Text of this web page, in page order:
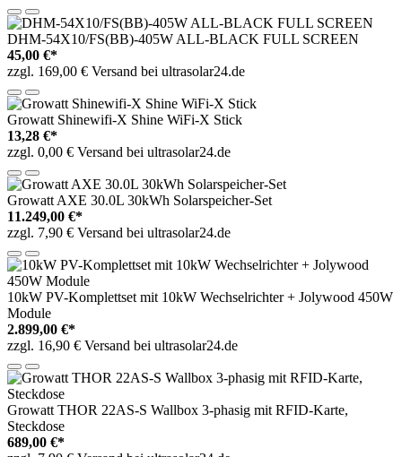
DHM-54X10/FS(BB)-405W ALL-BLACK FULL SCREEN
45,00 €*
zzgl. 169,00 € Versand bei ultrasolar24.de
Growatt Shinewifi-X Shine WiFi-X Stick
13,28 €*
zzgl. 0,00 € Versand bei ultrasolar24.de
Growatt AXE 30.0L 30kWh Solarspeicher-Set
11.249,00 €*
zzgl. 7,90 € Versand bei ultrasolar24.de
10kW PV-Komplettset mit 10kW Wechselrichter + Jolywood 450W
Module
2.899,00 €*
zzgl. 16,90 € Versand bei ultrasolar24.de
Growatt THOR 22AS-S Wallbox 3-phasig mit RFID-Karte,
Steckdose
689,00 €*